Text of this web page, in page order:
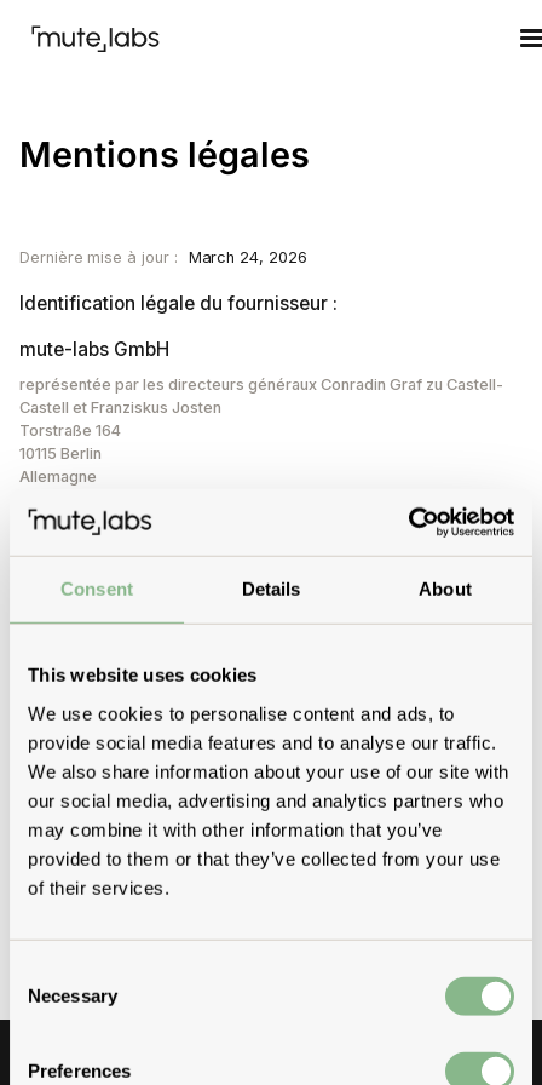
Consent Details About
This website uses cookies
We use cookies to personalise content and ads, to
provide social media features and to analyse our traffic.
We also share information about your use of our site with
our social media, advertising and analytics partners who
may combine it with other information that you’ve
provided to them or that they’ve collected from your use
of their services.
Selection
Necessary
Preferences
Mentions légales
Dernière mise à jour : March 24, 2026
Identification légale du fournisseur :
mute-labs GmbH
représentée par les directeurs généraux Conradin Graf zu Castell-
Castell et Franziskus Josten
Torstraße 164
10115 Berlin
Allemagne
E-mail : info@mute-labs.com
numéro de registre du commerce HRB 202847
Vous n'avez pas trouvé ce que vous cherchez ?
APPELLEZ-
NOUS